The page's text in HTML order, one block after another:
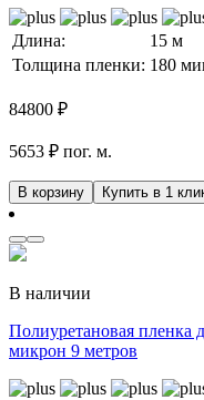
Длина:
15 м
Толщина пленки: 180
84800 ₽
5653 ₽ пог. м.
В корзину Купить в 1
В наличии
Полиуретановая пленка
микрон 9 метров